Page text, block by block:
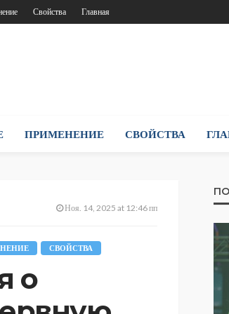
Свойства Главная
ПРИМЕНЕНИЕ СВОЙСТВА
Ноя. 14, 2025 at 12:46 пп
СВОЙСТВА
о